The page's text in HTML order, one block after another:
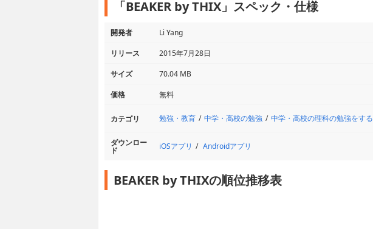
「BEAKER by THIX」スペック・仕様
開発者
Li Yang
リリース
2015年7月28日
サイズ
70.04 MB
価格
無料
カテゴリ 勉強・教育 中学・高校の勉強 中学・高校の理科の勉強をする
ダウンロー
ド iOSアプリ Androidアプリ
BEAKER by THIXの順位推移表